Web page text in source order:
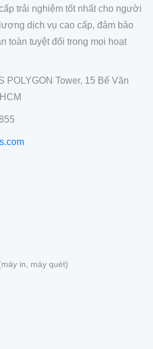
trải nghiệm tốt nhất cho người
dịch vụ cao cấp, đảm bảo
toàn tuyệt đối trong mọi hoạt
POLYGON Tower, 15 Bế Văn
in, máy quét)